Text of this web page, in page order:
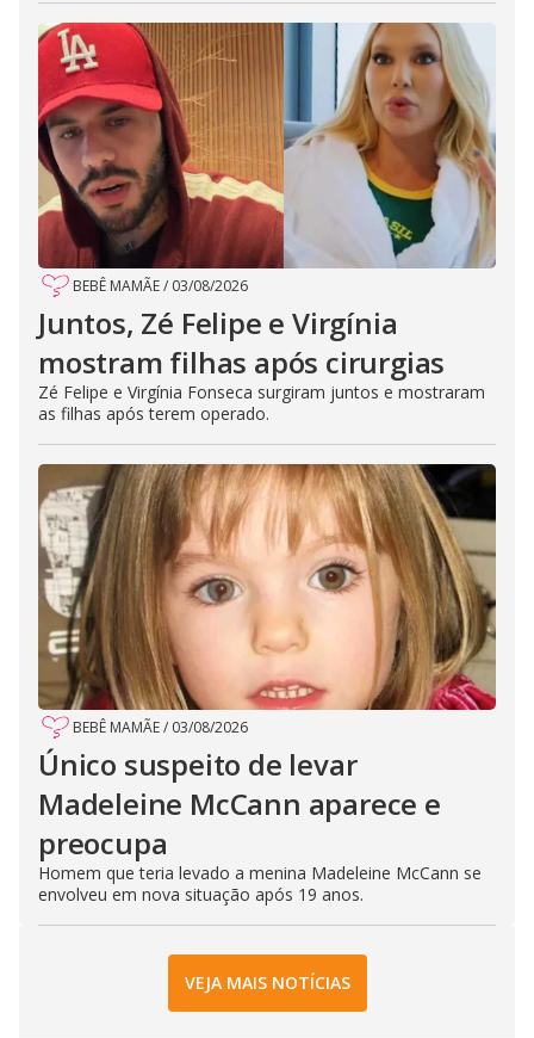
BEBÊ MAMÃE/ 03/08/2026
Juntos, Zé Felipe e Virgínia
mostram filhas após cirurgias
Zé Felipe e Virgínia Fonseca surgiram juntos e mostraram
as filhas após terem operado.
BEBÊ MAMÃE/ 03/08/2026
Único suspeito de levar
Madeleine McCann aparece e
preocupa
Homem que teria levado a menina Madeleine McCann se
envolveu em nova situação após 19 anos.
VEJA MAIS NOTÍCIAS